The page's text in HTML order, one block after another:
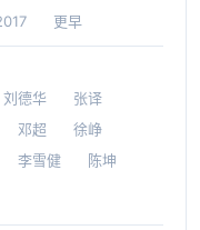
更早
刘德华
张译
邓超
徐峥
李雪健
陈坤